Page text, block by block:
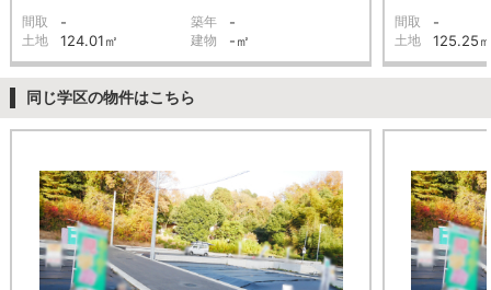
間取 - 築年 -
土地 124.01㎡ 建物 -㎡
間取 -
土地 125.25
同じ学区の物件はこちら